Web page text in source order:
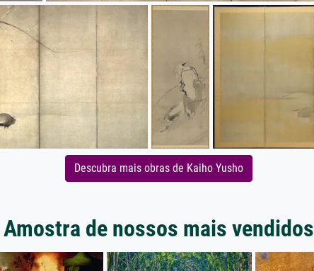
Descubra mais obras de Kaiho Yusho
Amostra de nossos mais vendidos